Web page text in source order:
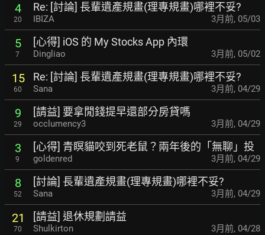
4
20
Re: [討論] 長輩遺產規畫(理專規畫)哪裡不妥?
IBIZA 3月前, 05/03
5
7
[心得] iOS 的 My Stocks App 內環
Dingliao 3月前, 05/02
15
60
Re: [討論] 長輩遺產規畫(理專規畫)哪裡不妥?
Sana 3月前, 04/29
9
29
[請益] 要拿閒錢提早還部分房貸嗎
occlumency3 3月前, 04/29
3
9
[心得] 青瞑貓咬到死老鼠？兩年後的「無聊」投
goldenred 3月前, 04/29
8
52
[討論] 長輩遺產規畫(理專規畫)哪裡不妥?
Sana 3月前, 04/29
21
70
[請益] 退休規劃請益
Shulkirton 3月前, 04/28